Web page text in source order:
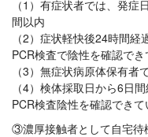
（1）有症状者では、発
間以内
（2）症状軽快後24時間
PCR検査で陰性を確認で
（3）無症状病原体保有
（4）検体採取日から6日
PCR検査陰性を確認でき
③濃厚接触者として自宅待